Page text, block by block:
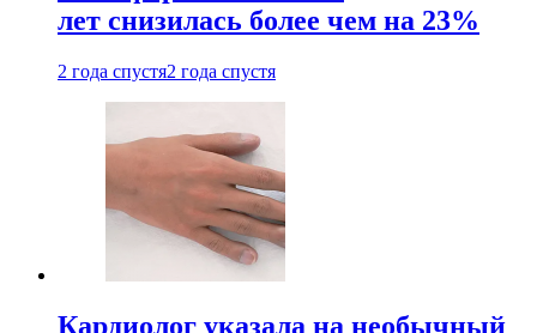
лет снизилась более чем на 23%
2 года спустя2 года спустя
Кардиолог указала на необычный